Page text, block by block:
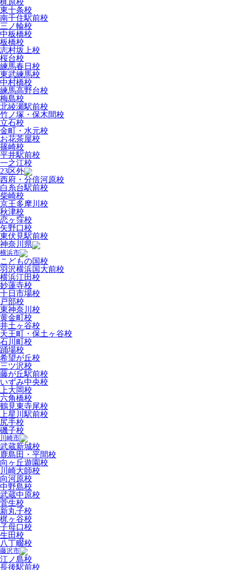
梶原校
東十条校
南千住駅前校
三ノ輪校
中板橋校
板橋校
志村坂上校
桜台校
練馬春日校
東武練馬校
中村橋校
練馬高野台校
梅島校
北綾瀬駅前校
竹ノ塚・保木間校
立石校
金町・水元校
お花茶屋校
篠崎校
平井駅前校
一之江校
23区外
西府・分倍河原校
白糸台駅前校
柴崎校
京王多摩川校
秋津校
恋ヶ窪校
矢野口校
東伏見駅前校
神奈川県
横浜市
こどもの国校
羽沢横浜国大前校
横浜江田校
妙蓮寺校
十日市場校
戸部校
東神奈川校
黄金町校
井土ヶ谷校
天王町・保土ヶ谷校
石川町校
踊場校
希望が丘校
三ツ沢校
藤が丘駅前校
いずみ中央校
上大岡校
六角橋校
鶴見東寺尾校
上星川駅前校
尻手校
磯子校
川崎市
武蔵新城校
鹿島田・平間校
向ヶ丘遊園校
川崎大師校
向河原校
中野島校
武蔵中原校
菅生校
新丸子校
梶ヶ谷校
子母口校
生田校
八丁畷校
藤沢市
江ノ島校
長後駅前校